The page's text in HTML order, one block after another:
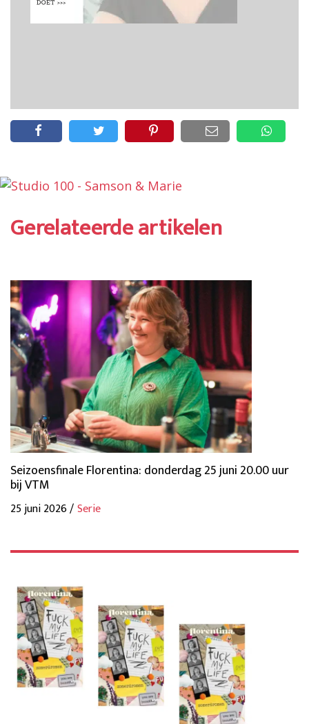
Gerelateerde artikelen
Seizoensfinale Florentina: donderdag 25 juni 20.00 uur
bij VTM
25 juni 2026 /Serie